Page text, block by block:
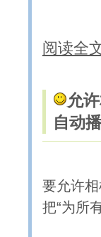
阅读全
允
自动
要允许
把“为所